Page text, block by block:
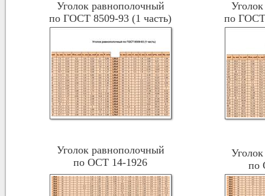
Уголок равнополочный
по ГОСТ 8509-93 (1 часть)
по ГОСТ
Уголок равнополочный
по ОСТ 14-1926
по